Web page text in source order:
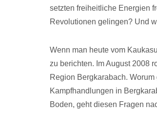
setzten freiheitliche Energien
Revolutionen gelingen? Und
Wenn man heute vom
zu berichten. Im August 2008
Region Bergkarabach.
Kampfhandlungen in
Boden, geht diesen Fragen